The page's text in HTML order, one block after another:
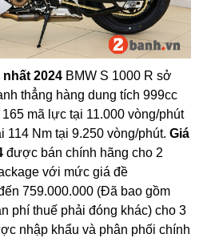
2024 BMW S 1000 R sở
thẳng hàng dung tích 999cc
mã lực tại 11.000 vòng/phút
114 Nm tại 9.250 vòng/phút. Giá
được bán chính hãng cho 2
với mức giá đề
759.000.000 (Đã bao gồm
phí thuế phải đóng khác) cho 3
nhập khẩu và phân phối chính